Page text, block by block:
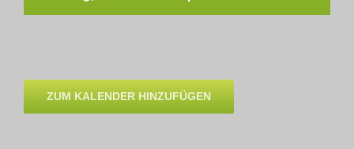
ZUM KALENDER HINZUFÜGEN